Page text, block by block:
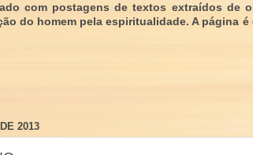
com postagens de textos extraídos de
do homem pela espiritualidade. A página
2013